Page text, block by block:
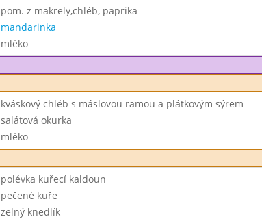
pom. z makrely,chléb, paprika
mandarinka
mléko
kváskový chléb s máslovou ramou a plátkovým sýrem
salátová okurka
mléko
polévka kuřecí kaldoun
pečené kuře
zelný knedlík